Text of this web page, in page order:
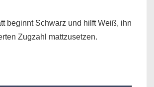
beginnt Schwarz und hilft Weiß, ihn
Zugzahl mattzusetzen.